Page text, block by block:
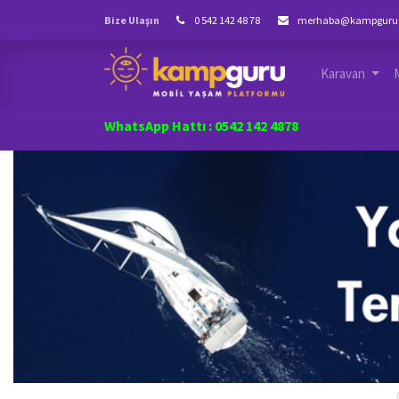
Bize Ulaşın 0 542 142 48 78
Karavan
WhatsApp Hattı : 0542 142 4878